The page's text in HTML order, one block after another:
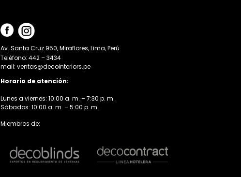
Av. Santa Cruz 950, Miraflores, Lima, Perú
Teléfono: 442 – 3434
mail: ventas@decointeriors.pe
Horario de atención:
Lunes a viernes: 10:00 a. m. – 7:30 p. m.
Sábados: 10:00 a. m. – 5:00 p. m.
Miembros de: